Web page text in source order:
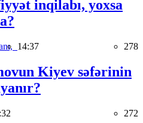
inqilabı, yoxsa
14:37 278
Kiyev səfərinin
272